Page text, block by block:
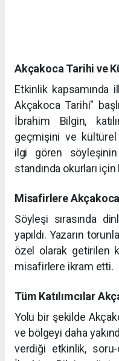
Akçakoca Tarihi ve
Etkinlik kapsamında
Akçakoca Tarihi"
İbrahim Bilgin,
geçmişini ve kültürel
ilgi gören
standında okurları için
Misafirlere Akçakoca
Söyleşi sırasında
yapıldı. Yazarın
özel olarak getirilen
misafirlere ikram etti.
Tüm Katılımcılar
Yolu bir şekilde
ve bölgeyi daha
verdiği etkinlik,